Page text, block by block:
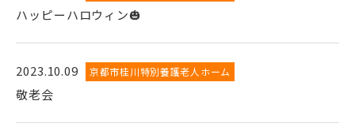
ハッピーハロウィン🎃
2023.10.09 京都市桂川特別養護老人ホーム
敬老会